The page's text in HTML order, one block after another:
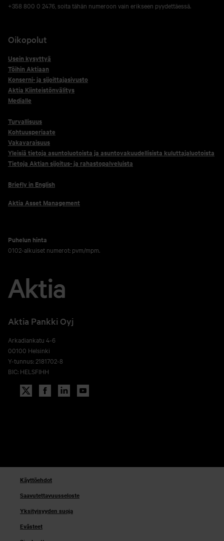
+358 800 0 2476, soita tähän numeroon vain erikseen pyydettäessä.
Oikopolut
Usein kysyttyä
Töihin Aktiaan
Konserni- ja sijoittajasivusto
Aktia Kiinteistönvälitys
Medialle
Turvallisuus
Kohtuusperiaate
Vakavaraisuus
Yleisiä tietoja asuntoluotoista ja asuntovakuudellisista kuluttajaluotoista
Tietoja Aktian sijoitus- ja rahastopalveluista
Briefly in English
Aktia Asset Management
Puhelun hinta
0102-alkuiset numerot: pvm/mpm.
Aktia Pankki Oyj
Arkadiankatu 4-6
00100 Helsinki
Y-tunnus: 2181702-8
BIC: HELSFIHH
Käyttöehdot
Saavutettavuusseloste
Yksityisyyden suoja
Evästeet